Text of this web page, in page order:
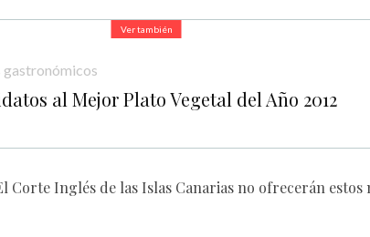
Ver también
gastronómicos
al Mejor Plato Vegetal del Año 2012
Corte Inglés de las Islas Canarias no ofrecerán estos